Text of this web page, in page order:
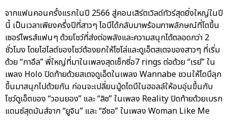
จากแฟนคอนครั้งแรกในปี 2566 สู่คอนเสิร์ตเวิลด์ทัวร์สุดยิ่งใหญ่ในปี
นี้ เป็นเวลาเพียงครึ่งปีที่สาวๆ ไอบึได้กลับมาพร้อมภาพลักษณ์ที่โตขึ้น
เซอร์ไพรส์แฟนๆ ด้วยโชว์ที่ส่งต่อพลังและความสนุกได้ตลอดกว่า 2
ชั่วโมง โดยไฮไลต์ของโชว์ต้องยกให้โซโล่และดูเอ็ตสเตจของสาวๆ ที่เริ่ม
ด้วย “กาอึล” พี่ใหญ่ที่มาในเพลงสุดเซ็กซี่อ7 rings ต่อด้วย “เรย์” ใน
เพลง Holo ปิดท้ายด้วยสเตจดูเอ็ตในเพลง Wannabe ชวนให้ไดบึลุก
ขึ้นมาสนุกไปด้วยกัน ก่อนจะเปลี่ยนมู้ดไดบึในฮอลล์ให้อบอุ่นขึ้นกับ
โชว์ดูเอ็ตของ “วอนยอง” และ “ลิซ” ในเพลง Reality ปิดท้ายด้วยเบรก
แดนซ์สุดมันส์จาก “ยูจิน” และ “อีซอ” ในเพลง Woman Like Me